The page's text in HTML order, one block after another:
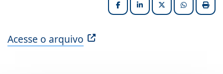
FacebookLinkedInX (formerly
Acesse o arquivo